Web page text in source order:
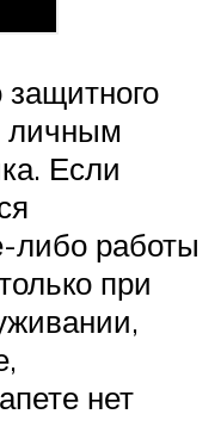
личным
Если
либо работы
при
нет